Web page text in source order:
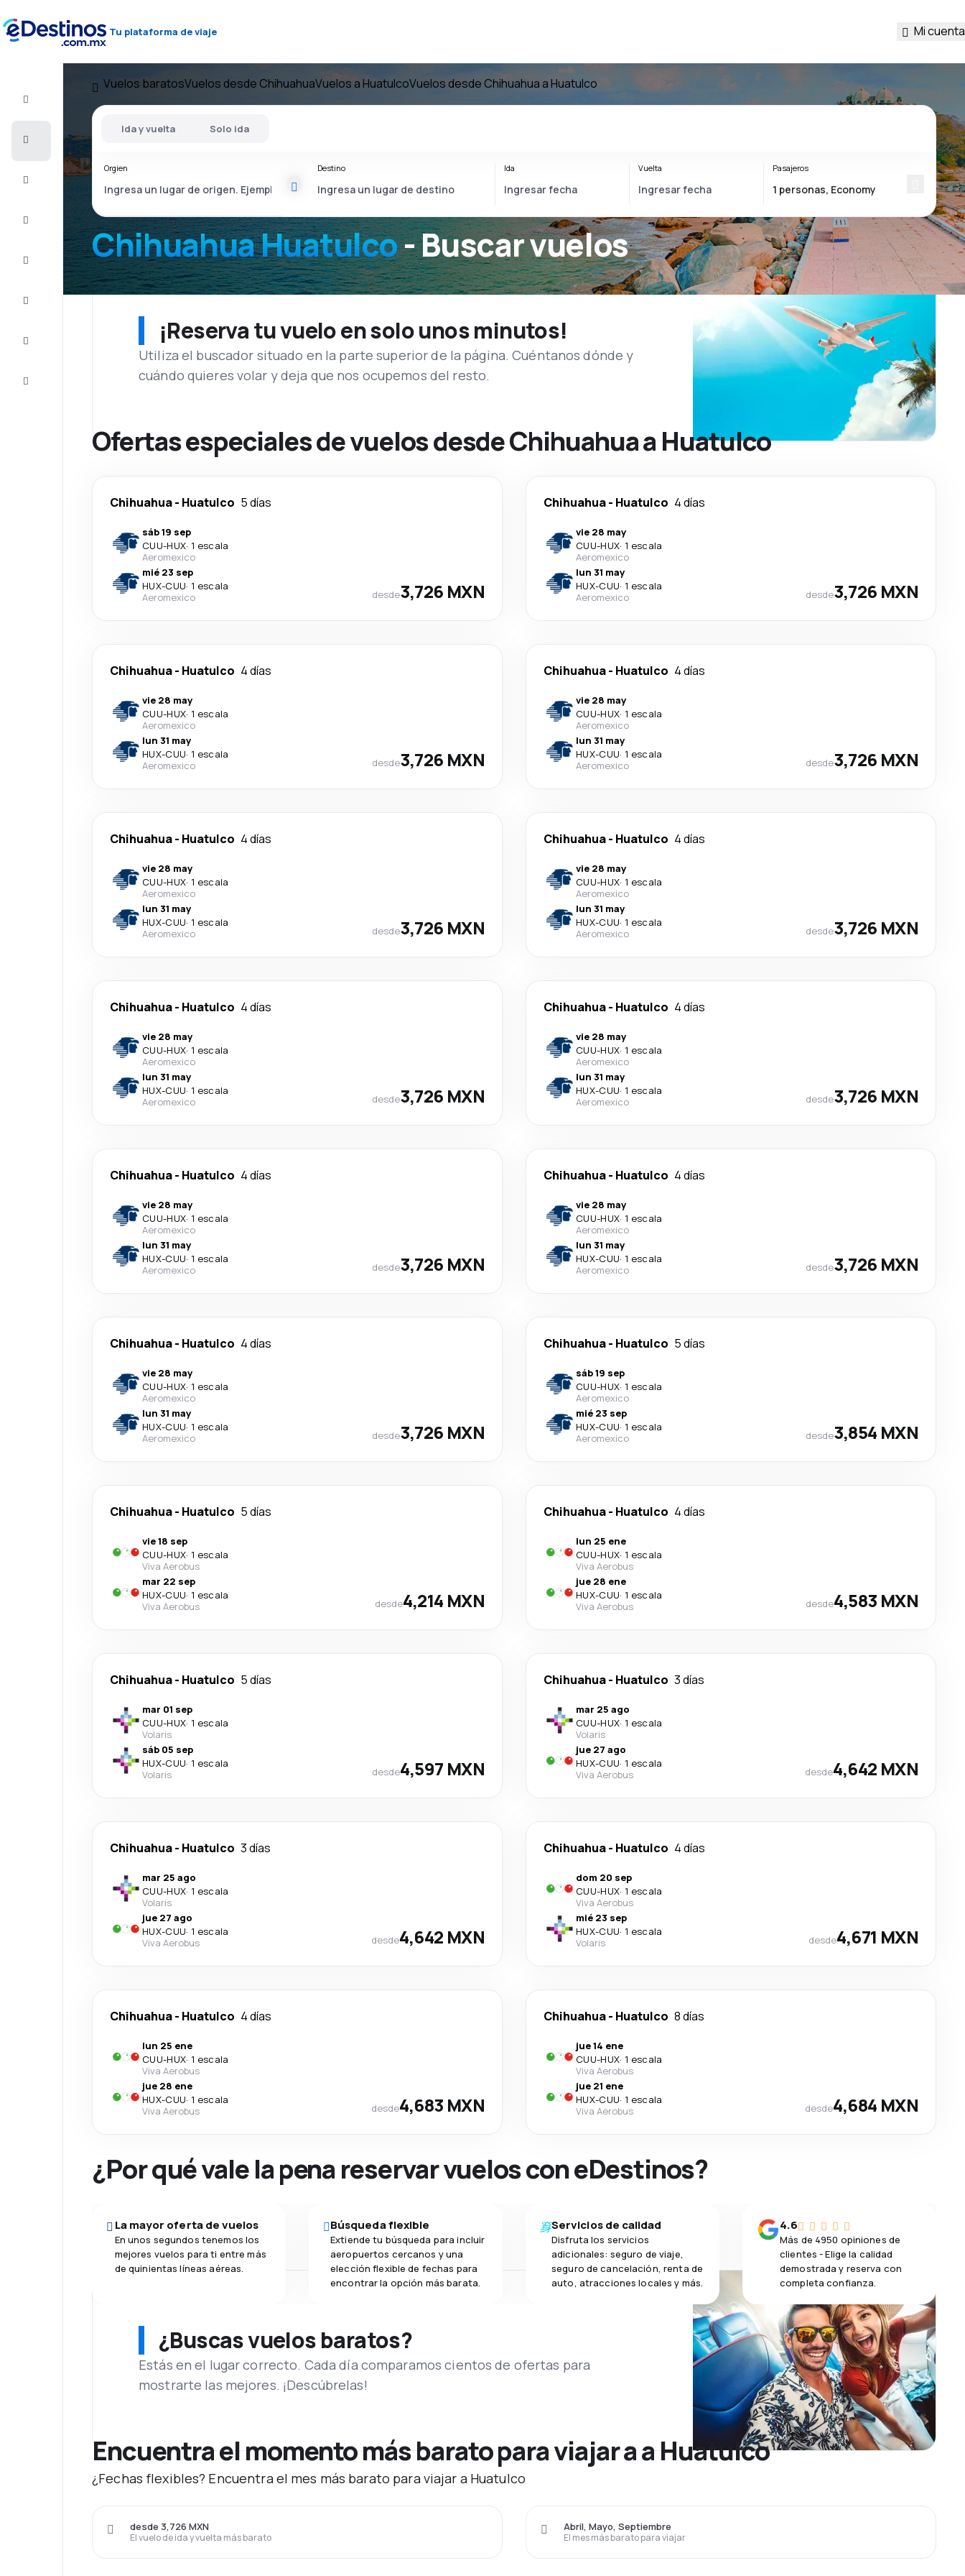
Tu plataforma de viaje Mi cuenta
baratos
Alojamientos
Ofertas
Completa
Vuelos baratosVuelos desde ChihuahuaVuelos a HuatulcoVuelos desde Chihuahua a Huatulco
Chihuahua Huatulco- Buscar vuelos
Ida y vuelta Solo ida
Orgien Destino Ida Vuelta Pasajeros
¡Reserva tu vuelo en solo unos minutos!
Utiliza el buscador situado en la parte superior de la página. Cuéntanos dónde y
cuándo quieres volar y deja que nos ocupemos del resto.
Ofertas especiales de vuelos desde Chihuahua a Huatulco
Chihuahua- Huatulco 5 días
sáb 19 sep
CUU-HUX· 1 escala
Aeromexico
mié 23 sep
HUX-CUU· 1 escala
Aeromexico
desde3,726 MXN
Chihuahua- Huatulco 4 días
vie 28 may
CUU-HUX· 1 escala
Aeromexico
lun 31 may
HUX-CUU· 1 escala
Aeromexico
desde3,726 MXN
Chihuahua- Huatulco 4 días
vie 28 may
CUU-HUX· 1 escala
Aeromexico
lun 31 may
HUX-CUU· 1 escala
Aeromexico
desde3,726 MXN
Chihuahua- Huatulco 4 días
vie 28 may
CUU-HUX· 1 escala
Aeromexico
lun 31 may
HUX-CUU· 1 escala
Aeromexico
desde3,726 MXN
Chihuahua- Huatulco 4 días
vie 28 may
CUU-HUX· 1 escala
Aeromexico
lun 31 may
HUX-CUU· 1 escala
Aeromexico
desde3,726 MXN
Chihuahua- Huatulco 4 días
vie 28 may
CUU-HUX· 1 escala
Aeromexico
lun 31 may
HUX-CUU· 1 escala
Aeromexico
desde3,726 MXN
Chihuahua- Huatulco 4 días
vie 28 may
CUU-HUX· 1 escala
Aeromexico
lun 31 may
HUX-CUU· 1 escala
Aeromexico
desde3,726 MXN
Chihuahua- Huatulco 4 días
vie 28 may
CUU-HUX· 1 escala
Aeromexico
lun 31 may
HUX-CUU· 1 escala
Aeromexico
desde3,726 MXN
Chihuahua- Huatulco 4 días
vie 28 may
CUU-HUX· 1 escala
Aeromexico
lun 31 may
HUX-CUU· 1 escala
Aeromexico
desde3,726 MXN
Chihuahua- Huatulco 4 días
vie 28 may
CUU-HUX· 1 escala
Aeromexico
lun 31 may
HUX-CUU· 1 escala
Aeromexico
desde3,726 MXN
Chihuahua- Huatulco 4 días
vie 28 may
CUU-HUX· 1 escala
Aeromexico
lun 31 may
HUX-CUU· 1 escala
Aeromexico
desde3,726 MXN
Chihuahua- Huatulco 5 días
sáb 19 sep
CUU-HUX· 1 escala
Aeromexico
mié 23 sep
HUX-CUU· 1 escala
Aeromexico
desde3,854 MXN
Chihuahua- Huatulco 5 días
vie 18 sep
CUU-HUX· 1 escala
Viva Aerobus
mar 22 sep
HUX-CUU· 1 escala
Viva Aerobus
desde4,214 MXN
Chihuahua- Huatulco 4 días
lun 25 ene
CUU-HUX· 1 escala
Viva Aerobus
jue 28 ene
HUX-CUU· 1 escala
Viva Aerobus
desde4,583 MXN
Chihuahua- Huatulco 5 días
mar 01 sep
CUU-HUX· 1 escala
Volaris
sáb 05 sep
HUX-CUU· 1 escala
Volaris
desde4,597 MXN
Chihuahua- Huatulco 3 días
mar 25 ago
CUU-HUX· 1 escala
Volaris
jue 27 ago
HUX-CUU· 1 escala
Viva Aerobus
desde4,642 MXN
Chihuahua- Huatulco 3 días
mar 25 ago
CUU-HUX· 1 escala
Volaris
jue 27 ago
HUX-CUU· 1 escala
Viva Aerobus
desde4,642 MXN
Chihuahua- Huatulco 4 días
dom 20 sep
CUU-HUX· 1 escala
Viva Aerobus
mié 23 sep
HUX-CUU· 1 escala
Volaris
desde4,671 MXN
Chihuahua- Huatulco 4 días
lun 25 ene
CUU-HUX· 1 escala
Viva Aerobus
jue 28 ene
HUX-CUU· 1 escala
Viva Aerobus
desde4,683 MXN
Chihuahua- Huatulco 8 días
jue 14 ene
CUU-HUX· 1 escala
Viva Aerobus
jue 21 ene
HUX-CUU· 1 escala
Viva Aerobus
desde4,684 MXN
¿Por qué vale la pena reservar vuelos con eDestinos?
La mayor oferta de vuelos
En unos segundos tenemos los
mejores vuelos para ti entre más
de quinientas líneas aéreas.
Búsqueda flexible
Extiende tu búsqueda para incluir
aeropuertos cercanos y una
elección flexible de fechas para
encontrar la opción más barata.
Servicios de calidad
Disfruta los servicios
adicionales: seguro de viaje,
seguro de cancelación, renta de
auto, atracciones locales y más.
4.6
Más de 4950 opiniones de
clientes - Elige la calidad
demostrada y reserva con
completa confianza.
¿Buscas vuelos baratos?
Estás en el lugar correcto. Cada día comparamos cientos de ofertas para
mostrarte las mejores. ¡Descúbrelas!
Encuentra el momento más barato para viajar a a Huatulco
¿Fechas flexibles? Encuentra el mes más barato para viajar a Huatulco
El vuelo de ida y vuelta más barato
desde 3,726 MXN
El mes más barato para viajar
Abril, Mayo, Septiembre